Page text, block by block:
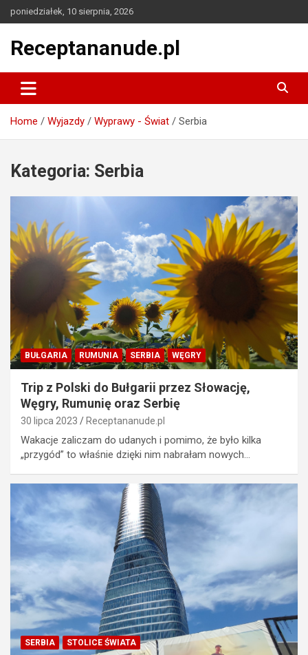
to
poniedziałek, 10 sierpnia, 2026
Receptananude.pl
Home Wyjazdy Wyprawy - Świat Serbia
Kategoria: Serbia
BUŁGARIA RUMUNIA SERBIA WĘGRY
Trip z Polski do Bułgarii przez Słowację,
Węgry, Rumunię oraz Serbię
30 lipca 2023 Receptananude.pl
Wakacje zaliczam do udanych i pomimo, że było kilka
„przygód” to właśnie dzięki nim nabrałam nowych…
SERBIA STOLICE ŚWIATA